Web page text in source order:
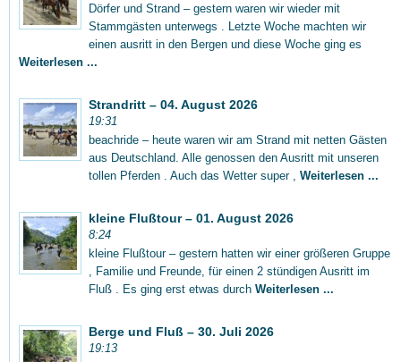
Dörfer und Strand – gestern waren wir wieder mit
Stammgästen unterwegs . Letzte Woche machten wir
einen ausritt in den Bergen und diese Woche ging es
Weiterlesen ...
Strandritt – 04. August 2026
19:31
beachride – heute waren wir am Strand mit netten Gästen
aus Deutschland. Alle genossen den Ausritt mit unseren
tollen Pferden . Auch das Wetter super , Weiterlesen ...
kleine Flußtour – 01. August 2026
8:24
kleine Flußtour – gestern hatten wir einer größeren Gruppe
, Familie und Freunde, für einen 2 stündigen Ausritt im
Fluß . Es ging erst etwas durch Weiterlesen ...
Berge und Fluß – 30. Juli 2026
19:13